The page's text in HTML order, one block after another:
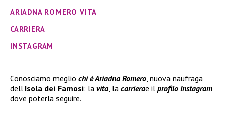
ARIADNA ROMERO VITA
CARRIERA
INSTAGRAM
Conosciamo meglio chi è Ariadna Romero, nuova naufraga
dell’Isola dei Famosi: la vita, la carrierae il profilo Instagram
dove poterla seguire.